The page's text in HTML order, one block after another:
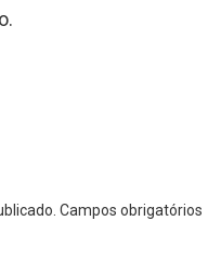
Campos obrigatórios